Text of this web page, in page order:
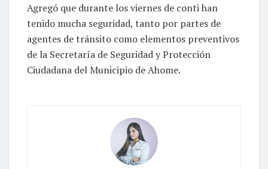
Agregó que durante los viernes de conti han
tenido mucha seguridad, tanto por partes de
agentes de tránsito como elementos preventivos
de la Secretaría de Seguridad y Protección
Ciudadana del Municipio de Ahome.